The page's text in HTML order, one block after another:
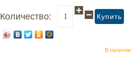
Количество:
В наличии